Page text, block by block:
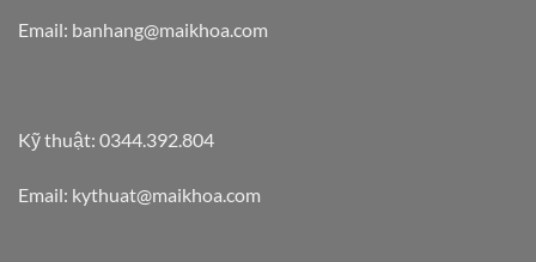
Email: banhang@maikhoa.com
Kỹ thuật: 0344.392.804
Email: kythuat@maikhoa.com